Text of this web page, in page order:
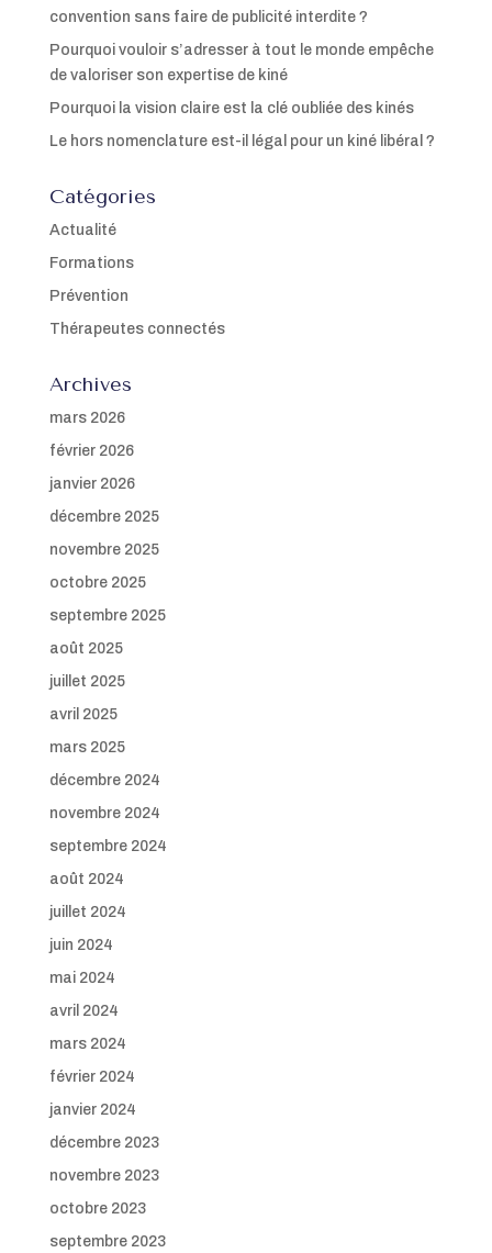
convention sans faire de publicité interdite ?
Pourquoi vouloir s’adresser à tout le monde empêche
de valoriser son expertise de kiné
Pourquoi la vision claire est la clé oubliée des kinés
Le hors nomenclature est-il légal pour un kiné libéral ?
Catégories
Actualité
Formations
Prévention
Thérapeutes connectés
Archives
mars 2026
février 2026
janvier 2026
décembre 2025
novembre 2025
octobre 2025
septembre 2025
août 2025
juillet 2025
avril 2025
mars 2025
décembre 2024
novembre 2024
septembre 2024
août 2024
juillet 2024
juin 2024
mai 2024
avril 2024
mars 2024
février 2024
janvier 2024
décembre 2023
novembre 2023
octobre 2023
septembre 2023